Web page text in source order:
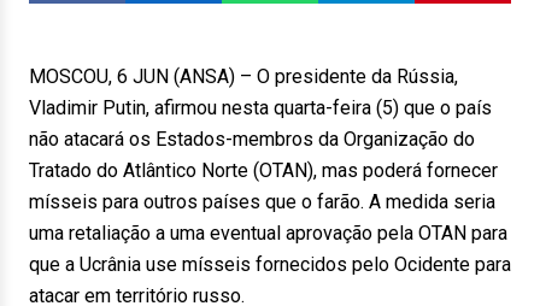
MOSCOU, 6 JUN (ANSA) – O presidente da Rússia,
Vladimir Putin, afirmou nesta quarta-feira (5) que o país
não atacará os Estados-membros da Organização do
Tratado do Atlântico Norte (OTAN), mas poderá fornecer
mísseis para outros países que o farão. A medida seria
uma retaliação a uma eventual aprovação pela OTAN para
que a Ucrânia use mísseis fornecidos pelo Ocidente para
atacar em território russo.